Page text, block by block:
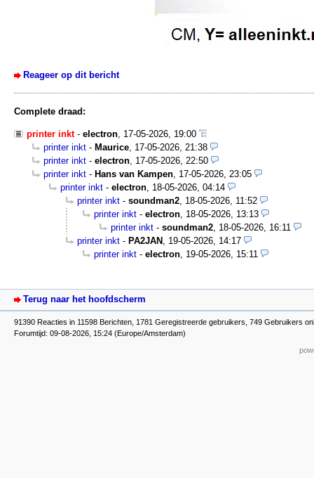
Reageer op dit bericht
Complete draad:
printer inkt- electron, 17-05-2026, 19:00
printer inkt - Maurice, 17-05-2026, 21:38
printer inkt - electron, 17-05-2026, 22:50
printer inkt - Hans van Kampen, 17-05-2026, 23:05
printer inkt - electron, 18-05-2026, 04:14
printer inkt - soundman2, 18-05-2026, 11:52
printer inkt - electron, 18-05-2026, 13:13
printer inkt - soundman2, 18-05-2026, 16:11
printer inkt - PA2JAN , 19-05-2026, 14:17
printer inkt - electron, 19-05-2026, 15:11
Terug naar het hoofdscherm
91390 Reacties in 11598 Berichten, 1781 Geregistreerde gebruikers, 749 Gebruikers
Forumtijd: 09-08-2026, 15:24 (Europe/Amsterdam)